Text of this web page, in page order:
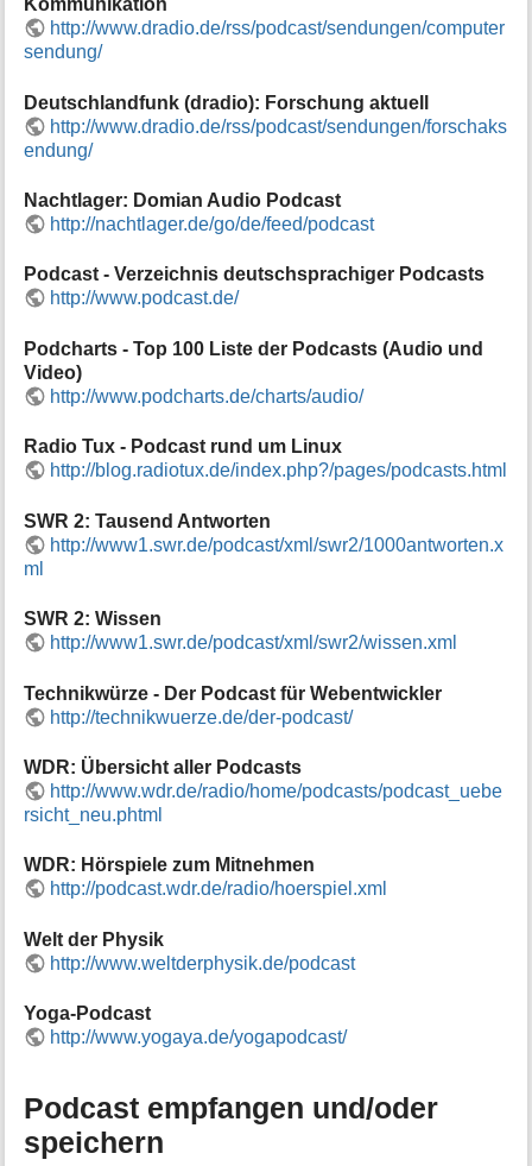
Kommunikation
http://www.dradio.de/rss/podcast/sendungen/computer
sendung/
Deutschlandfunk (dradio): Forschung aktuell
http://www.dradio.de/rss/podcast/sendungen/forschaks
endung/
Nachtlager: Domian Audio Podcast
http://nachtlager.de/go/de/feed/podcast
Podcast - Verzeichnis deutschsprachiger Podcasts
http://www.podcast.de/
Podcharts - Top 100 Liste der Podcasts (Audio und
Video)
http://www.podcharts.de/charts/audio/
Radio Tux - Podcast rund um Linux
http://blog.radiotux.de/index.php?/pages/podcasts.html
SWR 2: Tausend Antworten
http://www1.swr.de/podcast/xml/swr2/1000antworten.x
ml
SWR 2: Wissen
http://www1.swr.de/podcast/xml/swr2/wissen.xml
Technikwürze - Der Podcast für Webentwickler
http://technikwuerze.de/der-podcast/
WDR: Übersicht aller Podcasts
http://www.wdr.de/radio/home/podcasts/podcast_uebe
rsicht_neu.phtml
WDR: Hörspiele zum Mitnehmen
http://podcast.wdr.de/radio/hoerspiel.xml
Welt der Physik
http://www.weltderphysik.de/podcast
Yoga-Podcast
http://www.yogaya.de/yogapodcast/
Podcast empfangen und/oder
speichern